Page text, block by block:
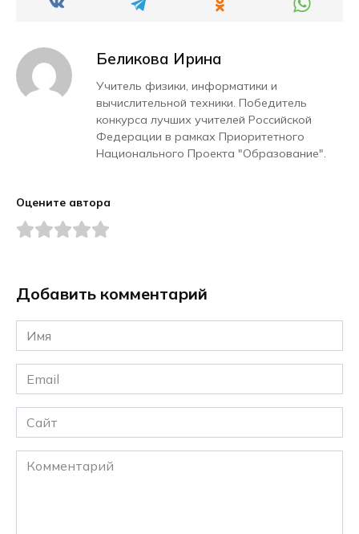
Беликова Ирина
Учитель физики, информатики и
вычислительной техники. Победитель
конкурса лучших учителей Российской
Федерации в рамках Приоритетного
Национального Проекта "Образование".
Оцените автора
Добавить комментарий
Имя
*
Email
*
Сайт
Комментарий